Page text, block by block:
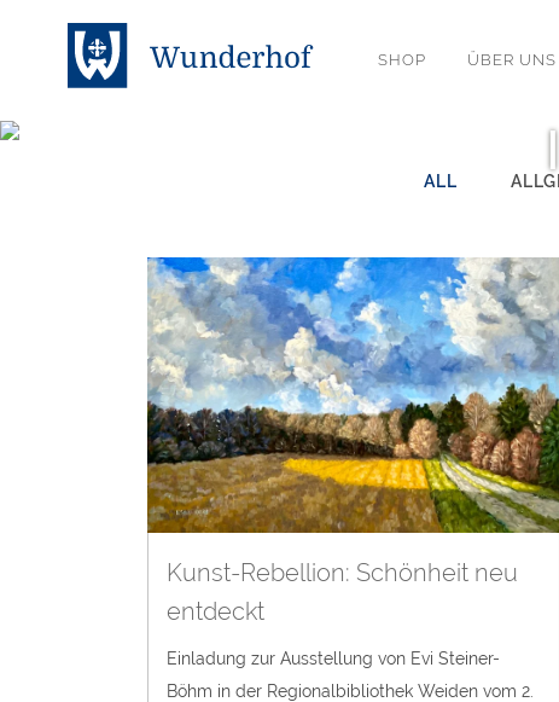
SHOP ÜBER UNS
ALL
Kunst-Rebellion: Schönheit neu
entdeckt
Einladung zur Ausstellung von Evi Steiner-
Böhm in der Regionalbibliothek Weiden vom 2.